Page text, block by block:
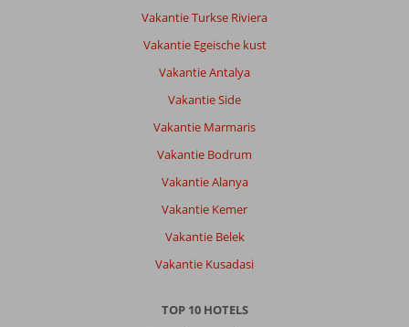
Vakantie Turkse Riviera
Vakantie Egeische kust
Vakantie Antalya
Vakantie Side
Vakantie Marmaris
Vakantie Bodrum
Vakantie Alanya
Vakantie Kemer
Vakantie Belek
Vakantie Kusadasi
TOP 10 HOTELS